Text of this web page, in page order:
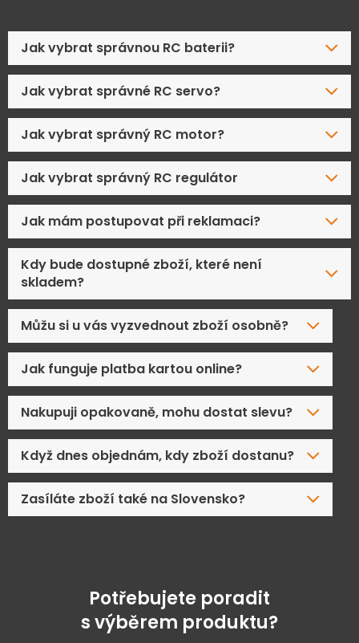
Jak vybrat správnou RC baterii?
Jak vybrat správné RC servo?
Jak vybrat správný RC motor?
Jak vybrat správný RC regulátor
Jak mám postupovat při reklamaci?
Kdy bude dostupné zboží, které není
skladem?
Můžu si u vás vyzvednout zboží osobně?
Jak funguje platba kartou online?
Nakupuji opakovaně, mohu dostat slevu?
Když dnes objednám, kdy zboží dostanu?
Zasíláte zboží také na Slovensko?
Potřebujete poradit
s výběrem produktu?